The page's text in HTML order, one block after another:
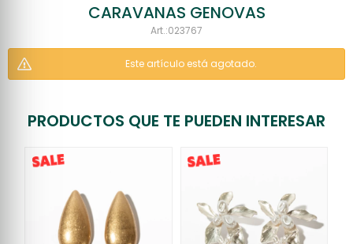
CARAVANAS GENOVAS
023767
Este artículo está agotado.
PRODUCTOS QUE TE PUEDEN INTERESAR